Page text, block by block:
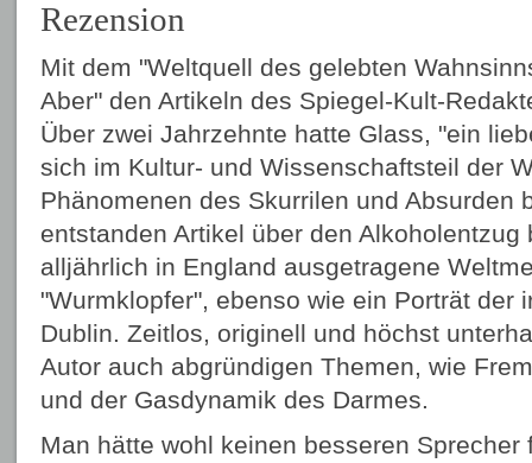
Rezension
Mit dem "Weltquell des gelebten
Aber" den Artikeln des Spiegel-Kult-
Über zwei Jahrzehnte hatte Glass, "ein
sich im Kultur- und Wissenschaftsteil der
Phänomenen des Skurrilen und Absurden
entstanden Artikel über den
alljährlich in England ausgetragene
"Wurmklopfer", ebenso wie ein Porträt der
Dublin. Zeitlos, originell und höchst
Autor auch abgründigen Themen, wie
und der Gasdynamik des Darmes.
Man hätte wohl keinen besseren Sprecher